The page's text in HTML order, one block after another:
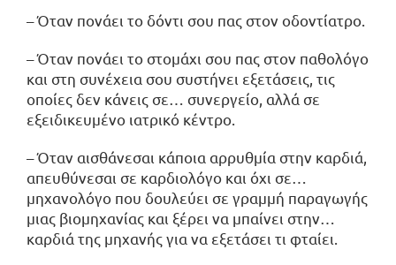
– Όταν πονάει το δόντι σου πας στον οδοντίατρο.
– Όταν πονάει το στομάχι σου πας στον παθολόγο
και στη συνέχεια σου συστήνει εξετάσεις, τις
οποίες δεν κάνεις σε… συνεργείο, αλλά σε
εξειδικευμένο ιατρικό κέντρο.
– Όταν αισθάνεσαι κάποια αρρυθμία στην καρδιά,
απευθύνεσαι σε καρδιολόγο και όχι σε…
μηχανολόγο που δουλεύει σε γραμμή παραγωγής
μιας βιομηχανίας και ξέρει να μπαίνει στην…
καρδιά της μηχανής για να εξετάσει τι φταίει.